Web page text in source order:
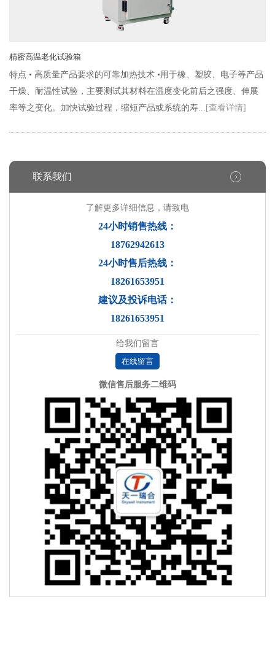
精密高温老化试验箱
特点 • 高质量产品要求的可靠加热技术 •用于橡、塑胶、电子等产品
干燥、耐温性试验，主要测试其材料在温度变化前后之强度、伸展
率等之变化。加快试验过程，缩短产品或系统的寿... [查看详情]
联系我们
了解更多详细信息，请致电
24小时销售热线：
18762942613
24小时售后热线：
18261653951
建议及投诉电话：
18261653951
给我们留言
在线留言
微信售后服务二维码